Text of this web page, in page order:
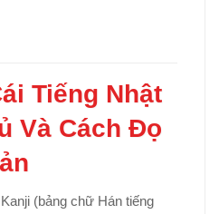
Tiếng Nhật
Và Cách Đọ
(bảng chữ Hán tiếng